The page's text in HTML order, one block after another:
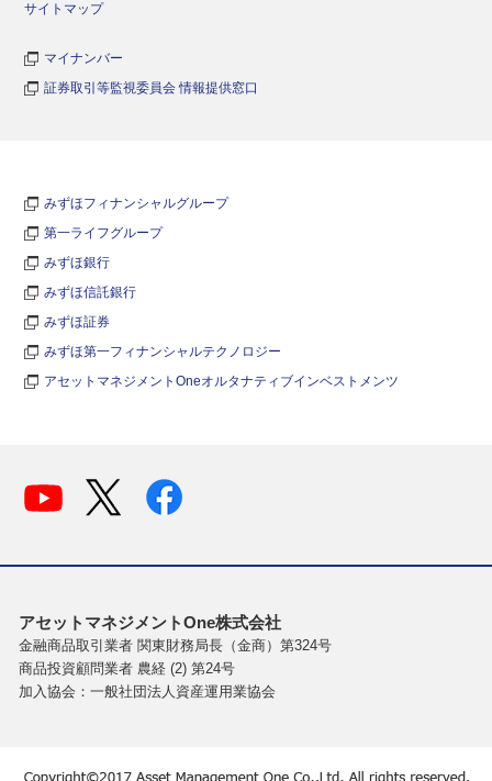
サイトマップ
マイナンバー
証券取引等監視委員会 情報提供窓口
みずほフィナンシャルグループ
第一ライフグループ
みずほ銀行
みずほ信託銀行
みずほ証券
みずほ第一フィナンシャルテクノロジー
アセットマネジメントOneオルタナティブインベストメンツ
アセットマネジメントOne株式会社
金融商品取引業者 関東財務局長（金商）第324号
商品投資顧問業者 農経 (2) 第24号
加入協会：一般社団法人資産運用業協会